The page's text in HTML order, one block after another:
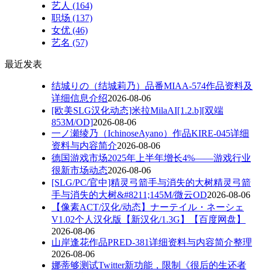
艺人 (164)
职场 (137)
女优 (46)
艺名 (57)
最近发表
结城りの（结城莉乃）品番MIAA-574作品资料及
详细信息介绍2026-08-06
[欧美SLG汉化动态]米拉MilaAI[1.2.b][双端
853M/OD]2026-08-06
一ノ瀬绫乃（IchinoseAyano）作品KIRE-045详细
资料与内容简介2026-08-06
德国游戏市场2025年上半年增长4%——游戏行业
很新市场动态2026-08-06
[SLG/PC/官中]精灵弓箭手与消失的大树精灵弓箭
手与消失的大树&#8211;145M/微云OD2026-08-06
【像素ACT/汉化/动态】ナーテイル・ネーシェ
V1.02个人汉化版【新汉化/1.3G】【百度网盘】
2026-08-06
山岸逢花作品PRED-381详细资料与内容简介整理
2026-08-06
娜蒂够测试Twitter新功能，限制《很后的生还者